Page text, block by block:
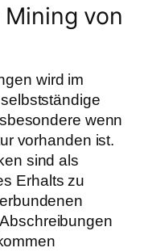
von
wird im
wenn
vorhanden ist.
sind als
Erhalts zu